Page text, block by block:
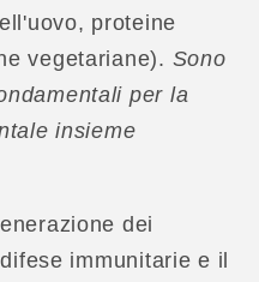
proteine
vegetariane). Sono
per la
insieme
dei
immunitarie e il